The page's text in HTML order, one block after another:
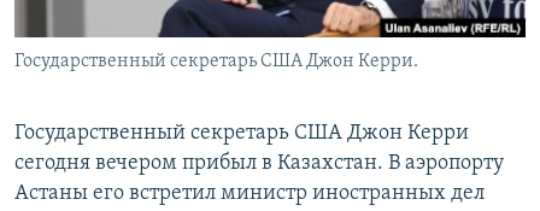
Государственный секретарь США Джон Керри.
Государственный секретарь США Джон Керри
сегодня вечером прибыл в Казахстан. В аэропорту
Астаны его встретил министр иностранных дел